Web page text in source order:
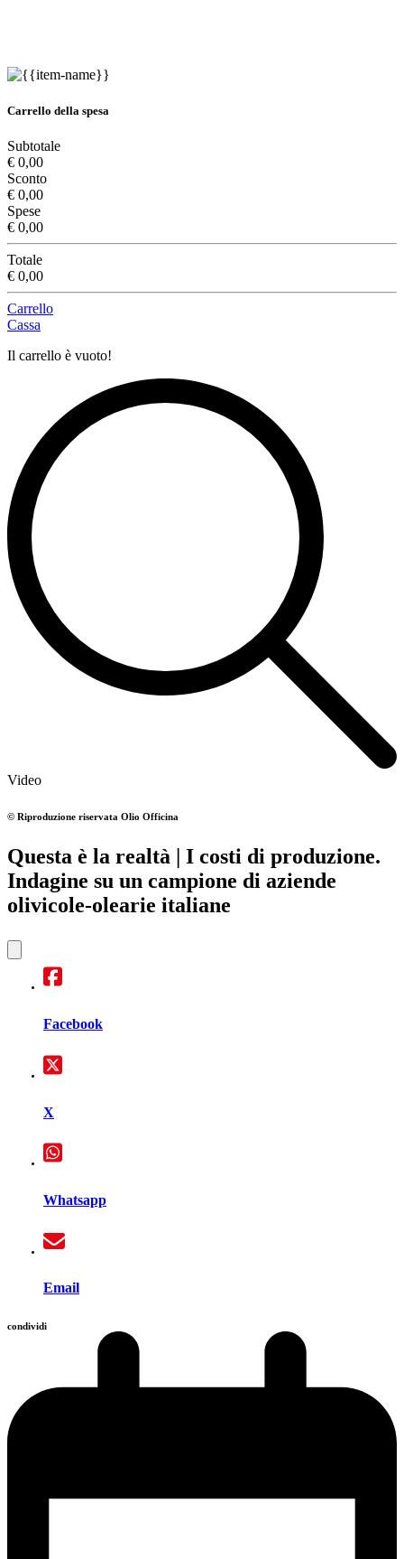
Carrello della spesa
Subtotale
€ 0,00
Sconto
€ 0,00
Spese
€ 0,00
Totale
€ 0,00
Carrello
Cassa
Il carrello è vuoto!
Video
© Riproduzione riservata Olio Officina
Questa è la realtà | I costi di produzione.
Indagine su un campione di aziende
olivicole-olearie italiane
Facebook
X
Whatsapp
Email
condividi